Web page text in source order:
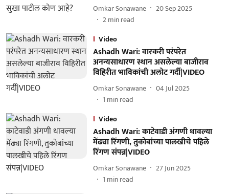
Omkar Sonawane
20 Sep 2025
2min read
Video
Ashadh Wari: वारकरी परंपरेत
अनन्यसाधारण स्थान असलेल्या बाजीराव
विहिरीत भाविकांची अलोट गर्दी|VIDEO
Omkar Sonawane
04 Jul 2025
1 min read
Video
Ashadh Wari: काटेवाडी अंगणी धावल्या
मेंढ्या रिंगणी, तुकोबांच्या पालखीचे पहिले
रिंगण संपन्न|VIDEO
Omkar Sonawane
27 Jun 2025
1 min read